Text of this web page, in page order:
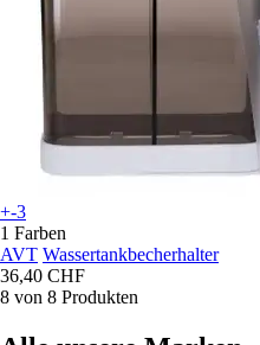
+-3
1 Farben
AVT Wassertankbecherhalter
36,40 CHF
8 von 8 Produkten